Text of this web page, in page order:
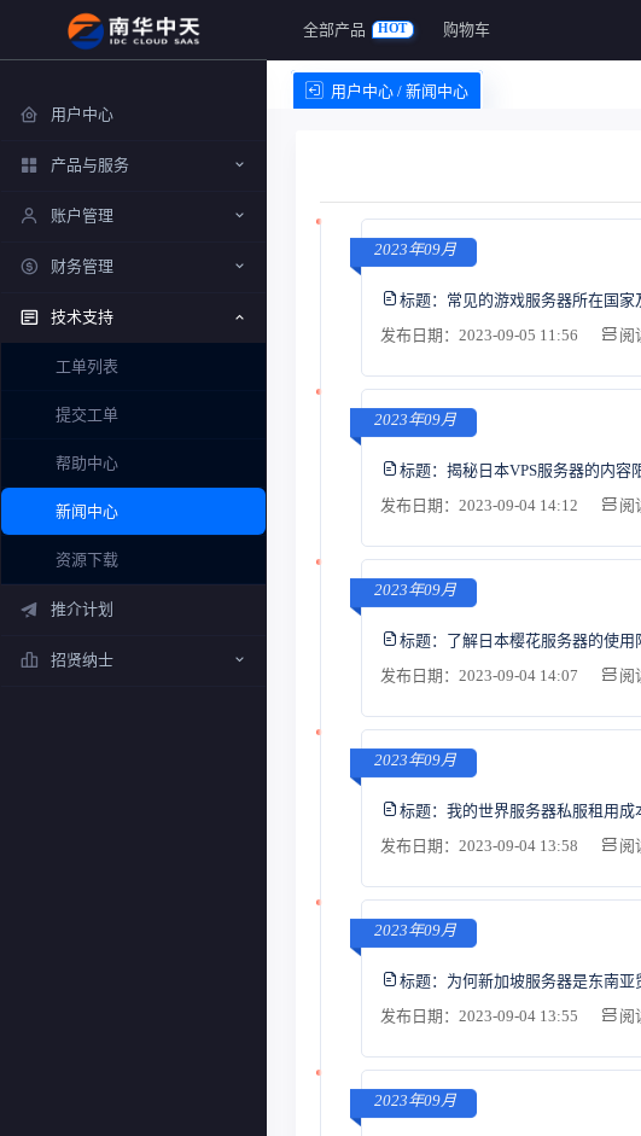
全部产品 HOT 购物车
用户中心 / 新闻中心
用户中心
产品与服务
账户管理
财务管理
技术支持
工单列表
提交工单
帮助中心
新闻中心
资源下载
推介计划
招贤纳士
2023年09月
标题： 常见的游戏服务器所在国家
发布日期：2023-09-05 11:56
阅
2023年09月
标题： 揭秘日本VPS服务器的内容
发布日期：2023-09-04 14:12
阅
2023年09月
标题： 了解日本樱花服务器的使用
发布日期：2023-09-04 14:07
阅
2023年09月
标题： 我的世界服务器私服租用成
发布日期：2023-09-04 13:58
阅
2023年09月
标题： 为何新加坡服务器是东南亚
发布日期：2023-09-04 13:55
阅
2023年09月